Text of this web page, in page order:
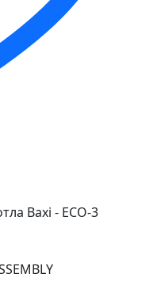
Baxi - ECO-3